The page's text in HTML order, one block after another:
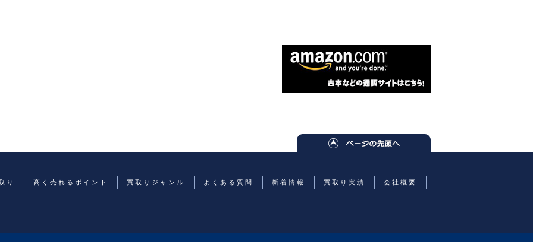
り 高く売れるポイント 買取りジャンル よくある質問 新着情報 買取り実績 会社概要